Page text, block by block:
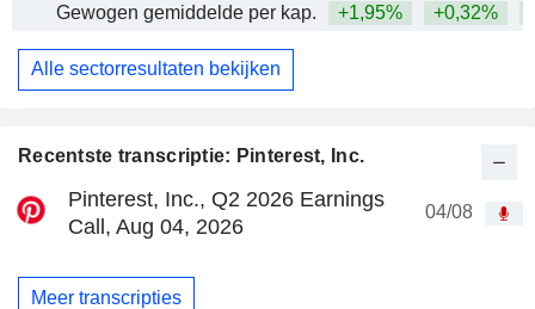
Recentste transcriptie: Pinterest, Inc.
Pinterest, Inc., Q2 2026 Earnings
Call, Aug 04, 2026
04/08
Meer transcripties
Gewogen gemiddelde per kap.
+1,95% +0,32%
Alle sectorresultaten bekijken